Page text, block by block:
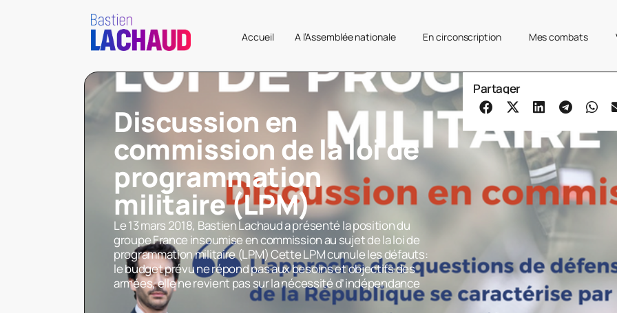
Accueil A l’Assemblée nationale En circonscription Mes combats
Discussion en
commission de la loi de
programmation
militaire (LPM)
Le 13 mars 2018, Bastien Lachaud a présenté la position du
groupe France insoumise en commission au sujet de la loi de
programmation militaire (LPM) Cette LPM cumule les défauts:
le budget prévu ne répond pas aux besoins et objectifs des
armées, elle ne revient pas sur la nécessité d’indépendance
Partager